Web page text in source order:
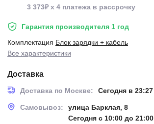
Гарантия производителя 1 год
Комплектация Блок зарядки + кабель
Все характеристики
Доставка
Доставка по Москве: Сегодня в 23:27
Самовывоз:
улица Барклая, 8
Сегодня с 10:00 до 21:00
3 373₽ x 4 платежа в рассрочку